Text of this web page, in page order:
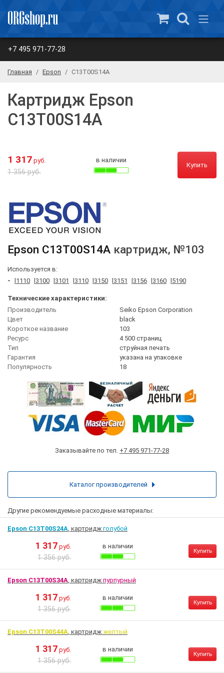
+7 495 971-77-28
Главная Epson C13T00S14A
Картридж Epson
C13T00S14A
1 317 руб.
1 356 руб.
в наличии
Купить
Epson C13T00S14A картридж, №103
Используется в:
-
l1110 l3100 l3101 l3110 l3150 l3151 l3156 l3160 l5190
Технические характеристики:
Производитель
Seiko Epson Corporation
Цвет
black
Короткое название
103
Ресурс
4 500 страниц
Тип
струйная печать
Гарантия
указана на упаковке
Популярность
18
Заказывайте по тел. +7 495 971-77-28
Другие рекомендуемые расходные материалы:
Epson C13T00S24A, картридж голубой
1 317 руб.
1 356 руб.
в наличии
Купить
Epson C13T00S34A, картридж пурпурный
1 317 руб.
1 356 руб.
в наличии
Купить
Epson C13T00S44A, картридж желтый
1 317 руб.
1 356 руб.
в наличии
Купить